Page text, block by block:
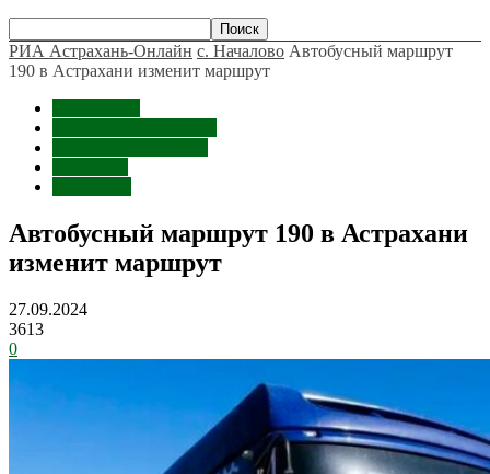
РИА Астрахань-Онлайн с. Началово Автобусный маршрут
190 в Астрахани изменит маршрут
Автобусный маршрут 190 в Астрахани
изменит маршрут
27.09.2024
3613
0